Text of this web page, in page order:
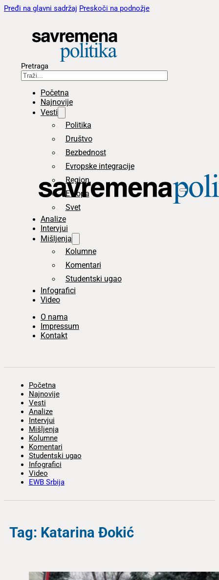
Pređi na glavni sadržaj Preskoči na podnožje
Pretraga
Početna
Najnovije
Vesti
Politika
Društvo
Bezbednost
Evropske integracije
Region
Evropa
Svet
Analize
Intervjui
Mišljenja
Kolumne
Komentari
Studentski ugao
Infografici
Video
O nama
Impressum
Kontakt
Početna
Najnovije
Vesti
Analize
Intervjui
Mišljenja
Kolumne
Komentari
Studentski ugao
Infografici
Video
EWB Srbija
Tag: Katarina Đokić